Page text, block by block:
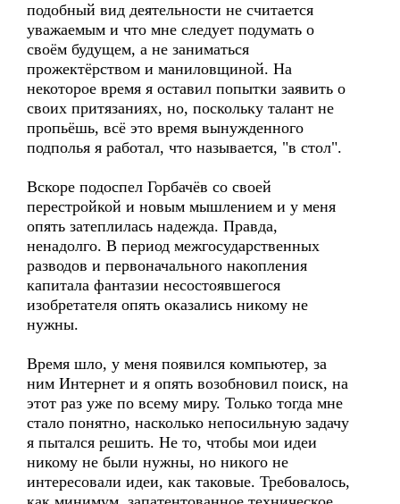
подобный вид деятельности не считается
уважаемым и что мне следует подумать о
своём будущем, а не заниматься
прожектёрством и маниловщиной. На
некоторое время я оставил попытки заявить о
своих притязаниях, но, поскольку талант не
пропьёшь, всё это время вынужденного
подполья я работал, что называется, "в стол".
Вскоре подоспел Горбачёв со своей
перестройкой и новым мышлением и у меня
опять затеплилась надежда. Правда,
ненадолго. В период межгосударственных
разводов и первоначального накопления
капитала фантазии несостоявшегося
изобретателя опять оказались никому не
нужны.
Время шло, у меня появился компьютер, за
ним Интернет и я опять возобновил поиск, на
этот раз уже по всему миру. Только тогда мне
стало понятно, насколько непосильную задачу
я пытался решить. Не то, чтобы мои идеи
никому не были нужны, но никого не
интересовали идеи, как таковые. Требовалось,